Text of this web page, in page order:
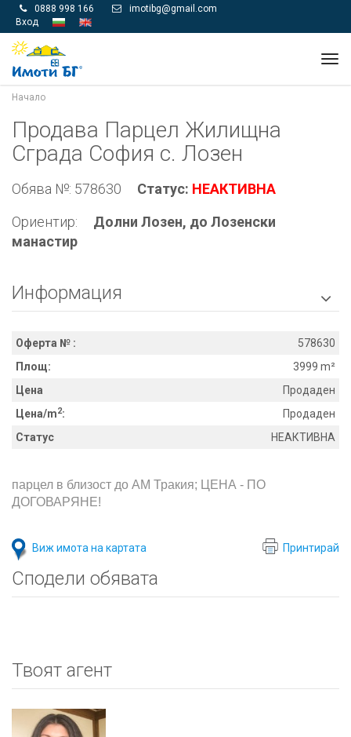
 0888 998 166 
imotibg@gmail.com
Вход
Начало
Продава Парцел Жилищна
Сграда София с. Лозен
Обява №: 578630 Статус: НЕАКТИВНА
Ориентир:
Долни Лозен, до Лозенски
манастир
Информация 
Оферта № :
578630
Площ:
3999 m²
Цена
Продаден
Цена/m2:
Продаден
Статус
НЕАКТИВНА
парцел в близост до АМ Тракия; ЦЕНА - ПО
ДОГОВАРЯНЕ!
Виж имота на картата Принтирай
Сподели обявата
Твоят агент